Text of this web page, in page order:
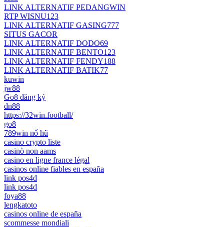
LINK ALTERNATIF PEDANGWIN
RTP WISNU123
LINK ALTERNATIF GASING777
SITUS GACOR
LINK ALTERNATIF DODO69
LINK ALTERNATIF BENTO123
LINK ALTERNATIF FENDY188
LINK ALTERNATIF BATIK77
kuwin
jw88
Go8 đăng ký
dn88
https://32win.football/
go8
789win nổ hũ
casino crypto liste
casinò non aams
casino en ligne france légal
casinos online fiables en españa
link pos4d
link pos4d
foya88
lengkatoto
casinos online de españa
scommesse mondiali